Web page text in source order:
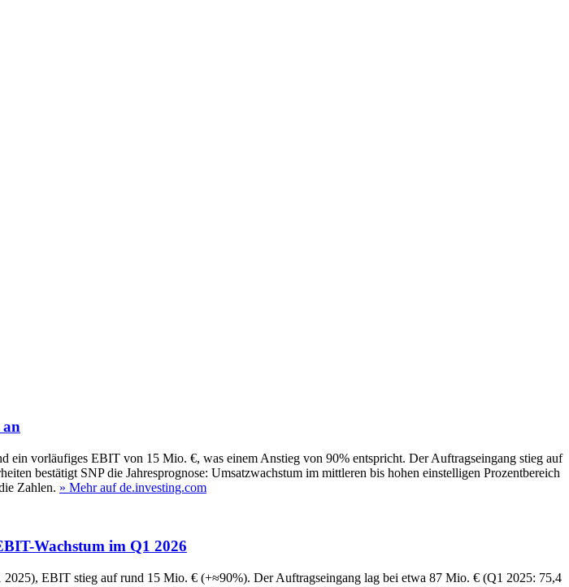
ein vorläufiges EBIT von 15 Mio. €, was einem Anstieg von 90% entspricht. Der Auftragseingang stieg auf
bestätigt SNP die Jahresprognose: Umsatzwachstum im mittleren bis hohen einstelligen Prozentbereich
Zahlen. » Mehr auf de.investing.com
Wachstum im Q1 2026
EBIT stieg auf rund 15 Mio. € (+≈90%). Der Auftragseingang lag bei etwa 87 Mio. € (Q1 2025: 75,4